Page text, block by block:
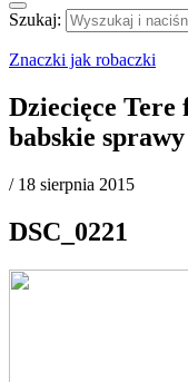
Szukaj:
Znaczki jak robaczki
Dziecięce
babskie sprawy
/ 18 sierpnia 2015
DSC_0221